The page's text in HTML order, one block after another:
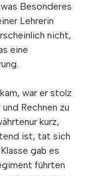
Besonderes
Lehrerin
nicht,
eine
war er stolz
Rechnen zu
kurz,
ist, tat sich
gab es
führten